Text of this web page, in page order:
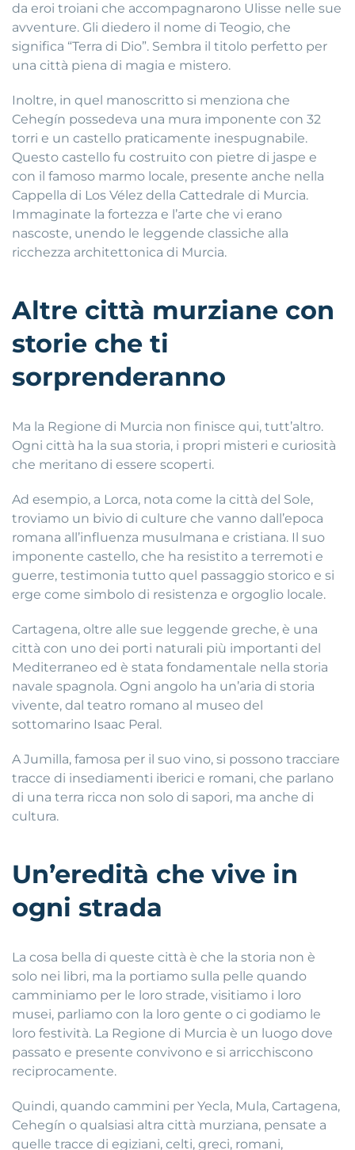
da eroi troiani che accompagnarono Ulisse nelle sue
avventure. Gli diedero il nome di Teogio, che
significa “Terra di Dio”. Sembra il titolo perfetto per
una città piena di magia e mistero.
Inoltre, in quel manoscritto si menziona che
Cehegín possedeva una mura imponente con 32
torri e un castello praticamente inespugnabile.
Questo castello fu costruito con pietre di jaspe e
con il famoso marmo locale, presente anche nella
Cappella di Los Vélez della Cattedrale di Murcia.
Immaginate la fortezza e l’arte che vi erano
nascoste, unendo le leggende classiche alla
ricchezza architettonica di Murcia.
Altre città murziane con
storie che ti
sorprenderanno
Ma la Regione di Murcia non finisce qui, tutt’altro.
Ogni città ha la sua storia, i propri misteri e curiosità
che meritano di essere scoperti.
Ad esempio, a Lorca, nota come la città del Sole,
troviamo un bivio di culture che vanno dall’epoca
romana all’influenza musulmana e cristiana. Il suo
imponente castello, che ha resistito a terremoti e
guerre, testimonia tutto quel passaggio storico e si
erge come simbolo di resistenza e orgoglio locale.
Cartagena, oltre alle sue leggende greche, è una
città con uno dei porti naturali più importanti del
Mediterraneo ed è stata fondamentale nella storia
navale spagnola. Ogni angolo ha un’aria di storia
vivente, dal teatro romano al museo del
sottomarino Isaac Peral.
A Jumilla, famosa per il suo vino, si possono tracciare
tracce di insediamenti iberici e romani, che parlano
di una terra ricca non solo di sapori, ma anche di
cultura.
Un’eredità che vive in
ogni strada
La cosa bella di queste città è che la storia non è
solo nei libri, ma la portiamo sulla pelle quando
camminiamo per le loro strade, visitiamo i loro
musei, parliamo con la loro gente o ci godiamo le
loro festività. La Regione di Murcia è un luogo dove
passato e presente convivono e si arricchiscono
reciprocamente.
Quindi, quando cammini per Yecla, Mula, Cartagena,
Cehegín o qualsiasi altra città murziana, pensate a
quelle tracce di egiziani, celti, greci, romani,